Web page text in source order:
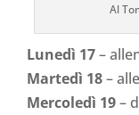
Al
Lunedì 17–
Martedì 18–
Mercoledì 19–